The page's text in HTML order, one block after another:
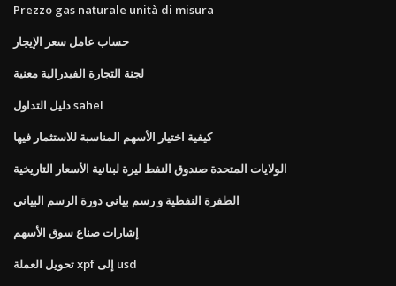
Prezzo gas naturale unità di misura
حساب عامل سعر الإيجار
لجنة التجارة الفيدرالية معنية
دليل التداول sahel
كيفية اختيار الأسهم المناسبة للاستثمار فيها
الولايات المتحدة صندوق النفط ليرة لبنانية الأسعار التاريخية
الطفرة النفطية و رسم بياني دورة الرسم البياني
إشارات صناع سوق الأسهم
تحويل العملة xpf إلى usd